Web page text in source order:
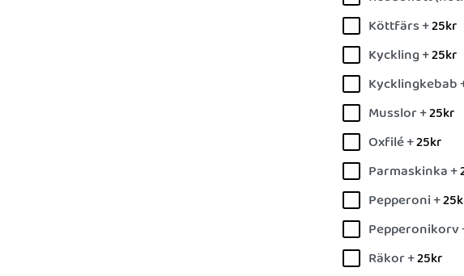
Köttfärs +25kr
Kyckling +25kr
Kycklingkebab
Musslor +25kr
Oxfilé +25kr
Parmaskinka +
Pepperoni +25
Pepperonikorv
Räkor +25kr